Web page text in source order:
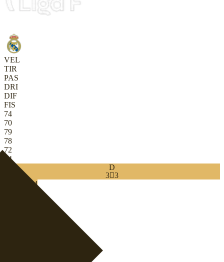
VEL
TIR
PAS
DRI
DIF
FIS
74
70
79
78
72
74
D
33
Download
+